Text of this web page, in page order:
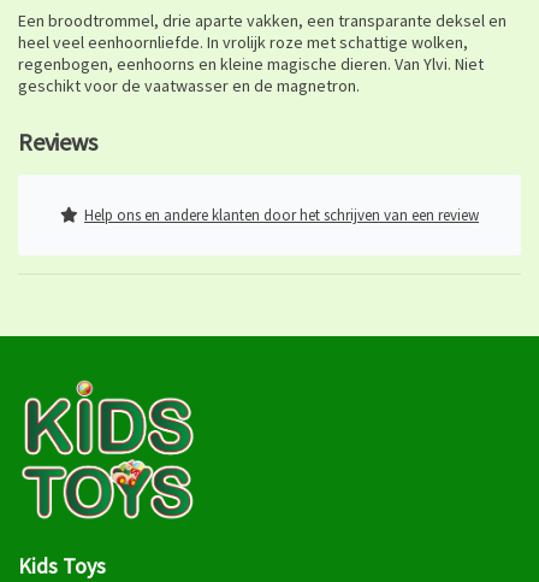
Een broodtrommel, drie aparte vakken, een transparante deksel en
heel veel eenhoornliefde. In vrolijk roze met schattige wolken,
regenbogen, eenhoorns en kleine magische dieren. Van Ylvi. Niet
geschikt voor de vaatwasser en de magnetron.
Reviews
Help ons en andere klanten door het schrijven van een review
Kids Toys